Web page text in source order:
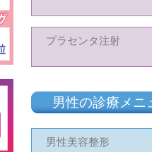
プラセンタ注射
男性の診療メニ
男性美容整形